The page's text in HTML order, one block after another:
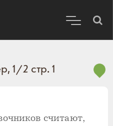
1/2 стр. 1
считают,